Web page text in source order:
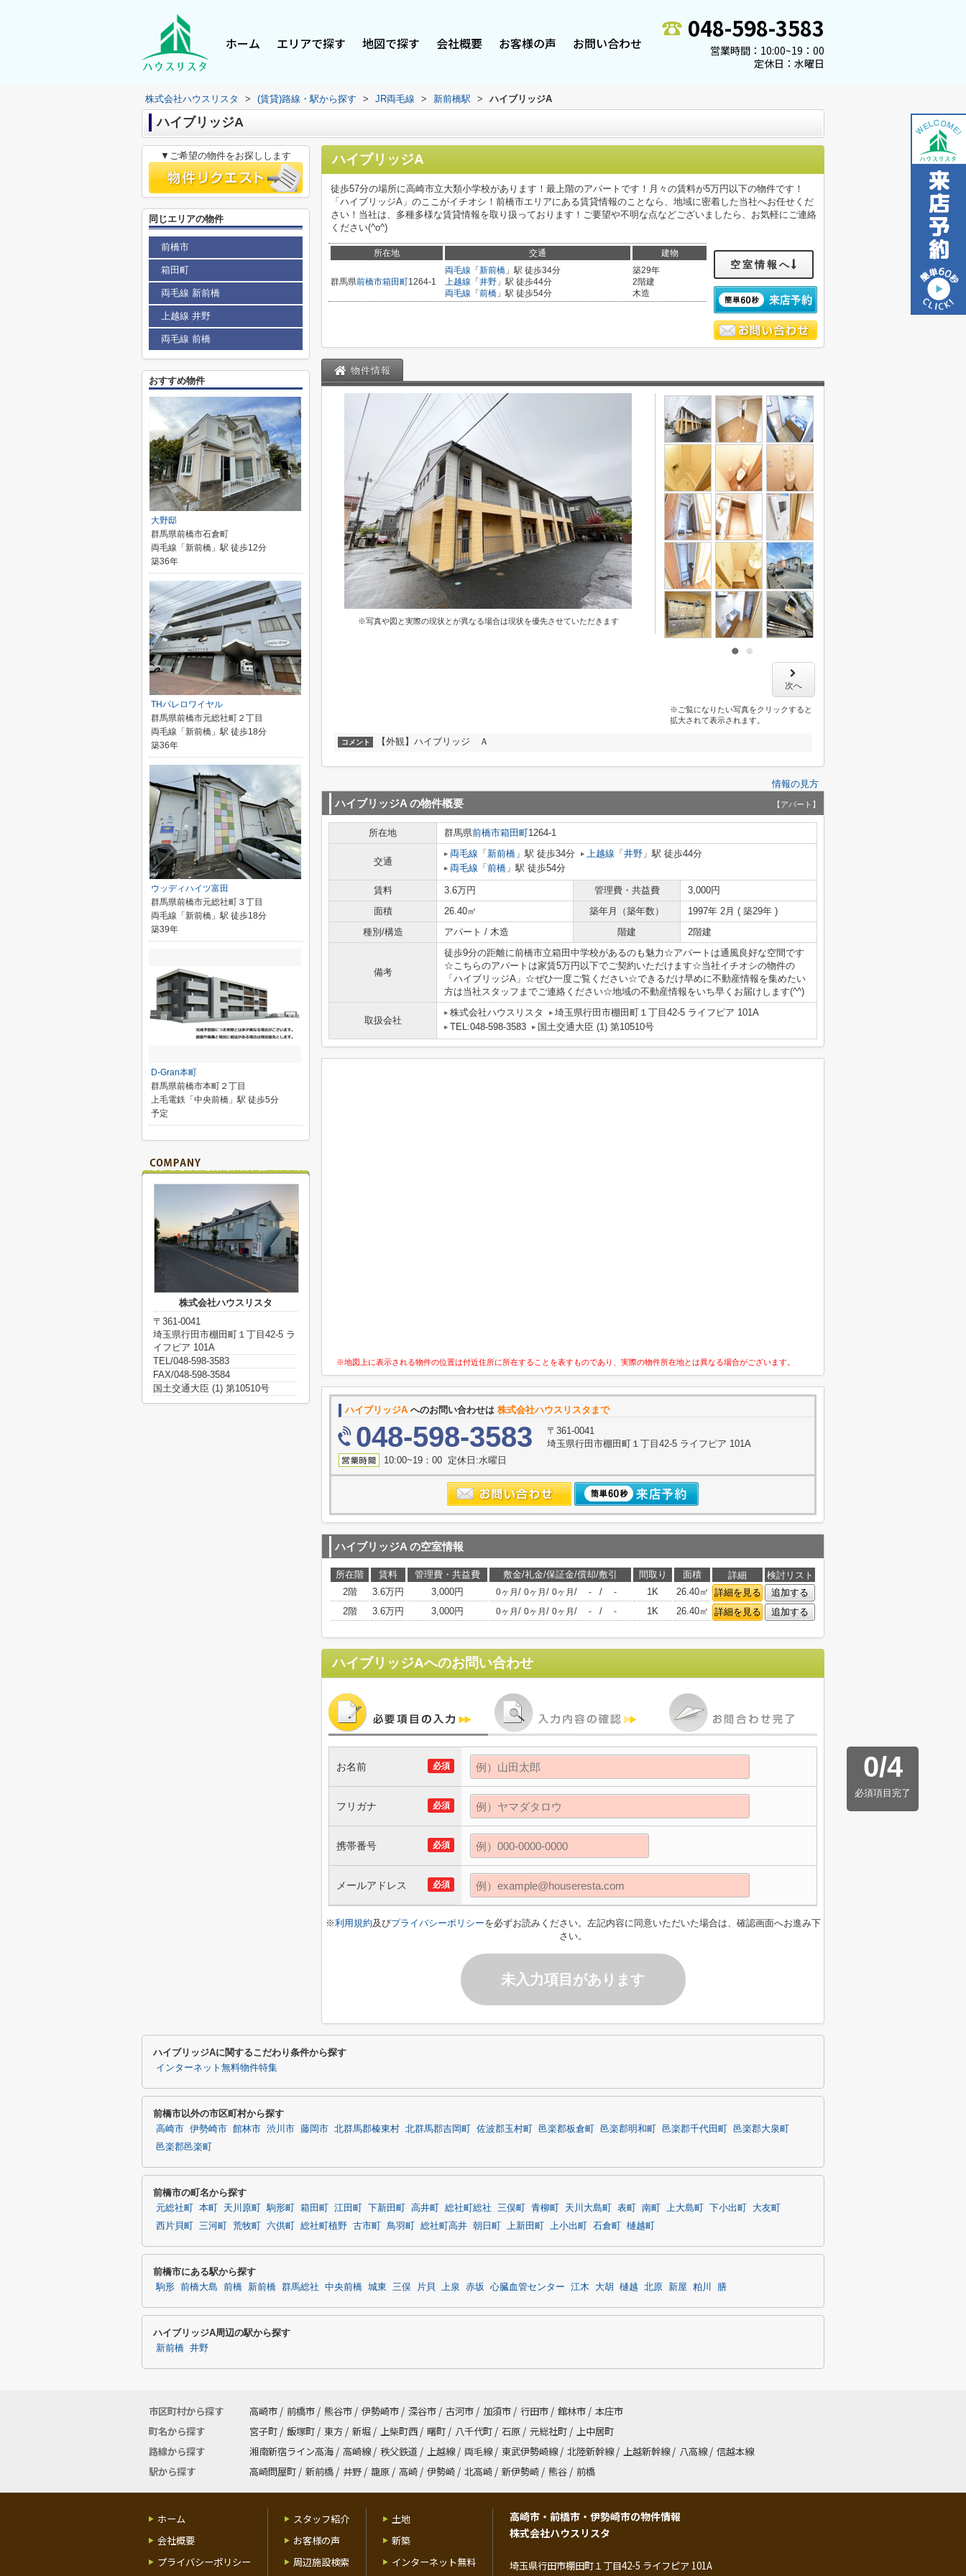
ホーム エリアで探す 地図で探す 会社概要 お客様の声 お問い合わせ
048-598-3583
営業時間：10:00~19：00
定休日：水曜日
株式会社ハウスリスタ > (賃貸)路線・駅から探す > JR両毛線 > 新前橋駅 > ハイブリッジA
ハイブリッジA
ハイブリッジA
徒歩57分の場所に高崎市立大類小学校があります！最上階のアパートです！月々の賃料が5万円以下の物件です！
「ハイブリッジA」のここがイチオシ！前橋市エリアにある賃貸情報のことなら、地域に密着した当社へお任せくだ
さい！当社は、多種多様な賃貸情報を取り扱っております！ご要望や不明な点などございましたら、お気軽にご連絡
ください(^o^)
所在地 交通 建物
群馬県前橋市箱田町1264-1
両毛線 「 新前橋 」駅 徒歩34分
上越線 「 井野 」駅 徒歩44分
両毛線 「 前橋 」駅 徒歩54分
築29年
2階建
木造
空室情報へ
物件情報
※写真や図と実際の現状とが異なる場合は現状を優先させていただきます
次へ
※ご覧になりたい写真をクリックすると
拡大されて表示されます。
コメント 【外観】ハイブリッジ Ａ
情報の見方
ハイブリッジA の物件概要 【アパート】
所在地 群馬県前橋市箱田町1264-1
交通
両毛線 「 新前橋 」駅 徒歩34分 上越線 「 井野 」駅 徒歩44分
両毛線 「 前橋 」駅 徒歩54分
賃料 3.6万円 管理費・共益費
3,000円
面積
26.40㎡ 築年月（築年数）
1997年 2月 ( 築29年 )
種別/構造
アパート / 木造 階建 2階建
備考
徒歩9分の距離に前橋市立箱田中学校があるのも魅力☆アパートは通風良好な空間です
☆こちらのアパートは家賃5万円以下でご契約いただけます☆当社イチオシの物件の
「ハイブリッジA」☆ぜひ一度ご覧ください☆できるだけ早めに不動産情報を集めたい
方は当社スタッフまでご連絡ください☆地域の不動産情報をいち早くお届けします(^^)
取扱会社
株式会社ハウスリスタ
埼玉県行田市棚田町１丁目42-5 ライフピア 101A
TEL:048-598-3583
国土交通大臣 (1) 第10510号
※地図上に表示される物件の位置は付近住所に所在することを表すものであり、実際の物件所在地とは異なる場合がございます。
ハイブリッジA へのお問い合わせは 株式会社ハウスリスタまで
048-598-3583
〒361-0041
埼玉県行田市棚田町１丁目42-5 ライフピア 101A
10:00~19：00 定休日:水曜日
ハイブリッジA の空室情報
所在階 賃料 管理費・共益費 敷金/礼金/保証金/償却/敷引 間取り 面積 詳細
検討リスト
2階
3.6万円 3,000円 0ヶ月 / 0ヶ月 / 0ヶ月 / - / - 1K 26.40㎡ 詳細を見る
追加する
2階
3.6万円 3,000円 0ヶ月 / 0ヶ月 / 0ヶ月 / - / - 1K 26.40㎡ 詳細を見る 追加する
ハイブリッジAへのお問い合わせ
0/4
必須項目完了
必須
お名前
必須
フリガナ
必須
携帯番号
必須
メールアドレス
※利用規約及びプライバシーポリシーを必ずお読みください。左記内容に同意いただいた場合は、確認画面へお進み下
さい。
未入力項目があります
▼ご希望の物件をお探しします
同じエリアの物件
前橋市
箱田町
両毛線 新前橋
上越線 井野
両毛線 前橋
おすすめ物件
大野邸
群馬県前橋市石倉町
両毛線「新前橋」駅 徒歩12分
築36年
THパレロワイヤル
群馬県前橋市元総社町２丁目
両毛線「新前橋」駅 徒歩18分
築36年
ウッディハイツ富田
群馬県前橋市元総社町３丁目
両毛線「新前橋」駅 徒歩18分
築39年
D-Gran本町
群馬県前橋市本町２丁目
上毛電鉄「中央前橋」駅 徒歩5分
予定
株式会社ハウスリスタ
〒361-0041
埼玉県行田市棚田町１丁目42-5 ラ
イフピア 101A
TEL/048-598-3583
FAX/048-598-3584
国土交通大臣 (1) 第10510号
ハイブリッジAに関するこだわり条件から探す
インターネット無料物件特集
前橋市以外の市区町村から探す
高崎市 伊勢崎市 館林市 渋川市 藤岡市 北群馬郡榛東村 北群馬郡吉岡町 佐波郡玉村町 邑楽郡板倉町 邑楽郡明和町 邑楽郡千代田町
邑楽郡大泉町
邑楽郡邑楽町
前橋市の町名から探す
元総社町 本町 天川原町 駒形町 箱田町 江田町 下新田町 高井町 総社町総社 三俣町 青柳町 天川大島町 表町 南町 上大島町 下小出町
大友町
西片貝町
三河町 荒牧町 六供町 総社町植野 古市町 鳥羽町 総社町高井 朝日町 上新田町 上小出町 石倉町 樋越町
前橋市にある駅から探す
駒形 前橋大島 前橋 新前橋 群馬総社 中央前橋 城東 三俣 片貝 上泉 赤坂 心臓血管センター 江木 大胡 樋越 北原 新屋 粕川 膳
ハイブリッジA周辺の駅から探す
新前橋 井野
市区町村から探す 高崎市 / 前橋市 / 熊谷市 / 伊勢崎市 / 深谷市 / 古河市 / 加須市 / 行田市 / 館林市 / 本庄市
町名から探す
宮子町 / 飯塚町 / 東方 / 新堀 / 上柴町西 / 曙町 / 八千代町 / 石原 / 元総社町 / 上中居町
路線から探す
湘南新宿ライン高海 / 高崎線 / 秩父鉄道 / 上越線 / 両毛線 / 東武伊勢崎線 / 北陸新幹線 / 上越新幹線 / 八高線 / 信越本線
駅から探す
高崎問屋町 / 新前橋 / 井野 / 籠原 / 高崎 / 伊勢崎 / 北高崎 / 新伊勢崎 / 熊谷 / 前橋
ホーム
会社概要
プライバシーポリシー
スタッフ紹介
お客様の声
周辺施設検索
土地
新築
インターネット無料
高崎市・前橋市・伊勢崎市の物件情報
株式会社ハウスリスタ
埼玉県行田市棚田町１丁目42-5 ライフピア 101A